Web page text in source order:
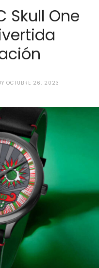
Skull One
OCTUBRE 26, 2023